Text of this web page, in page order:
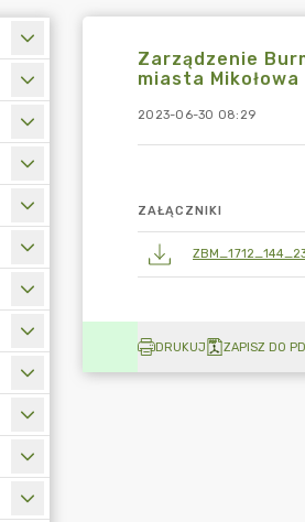
Zarządzenie
miasta
2023-06-30 08:29
ZAŁĄCZNIKI
DRUKUJ ZAPISZ DO